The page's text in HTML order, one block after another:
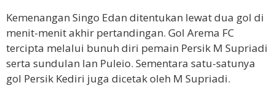
Kemenangan Singo Edan ditentukan lewat dua gol di
menit-menit akhir pertandingan. Gol Arema FC
tercipta melalui bunuh diri pemain Persik M Supriadi
serta sundulan Ian Puleio. Sementara satu-satunya
gol Persik Kediri juga dicetak oleh M Supriadi.